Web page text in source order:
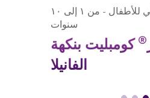
غذاء تكميلي للأطفال - من ١ إلى ١٠
سنوات
® كومبليت بنكهة
الفانيلا